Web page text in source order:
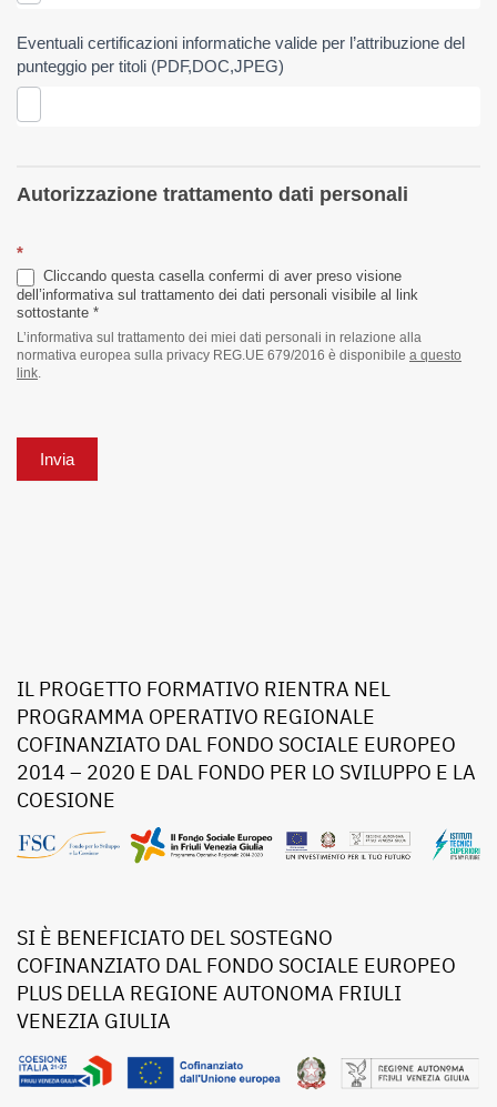
Eventuali certificazioni informatiche valide per l’attribuzione del
punteggio per titoli (PDF,DOC,JPEG)
Autorizzazione trattamento dati personali
*
Cliccando questa casella confermi di aver preso visione
dell’informativa sul trattamento dei dati personali visibile al link
sottostante *
L’informativa sul trattamento dei miei dati personali in relazione alla
normativa europea sulla privacy REG.UE 679/2016 è disponibile a questo
link
Invia
IL PROGETTO FORMATIVO RIENTRA NEL
PROGRAMMA OPERATIVO REGIONALE
COFINANZIATO DAL FONDO SOCIALE EUROPEO
2014 – 2020 E DAL FONDO PER LO SVILUPPO E LA
COESIONE
SI È BENEFICIATO DEL SOSTEGNO
COFINANZIATO DAL FONDO SOCIALE EUROPEO
PLUS DELLA REGIONE AUTONOMA FRIULI
VENEZIA GIULIA